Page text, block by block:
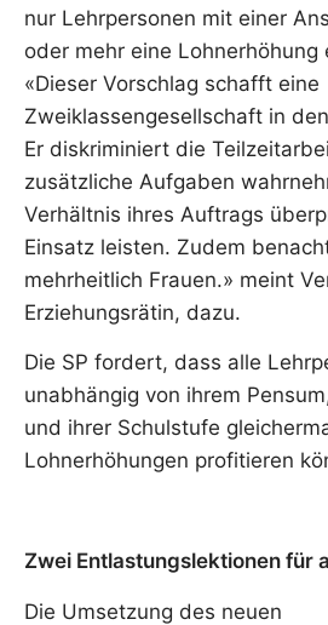
nur Lehrpersonen mit einer
oder mehr eine Lohnerhöhung
«Dieser Vorschlag schafft eine
Zweiklassengesellschaft in
Er diskriminiert die
zusätzliche Aufgaben
Verhältnis ihres Auftrags
Einsatz leisten. Zudem
mehrheitlich Frauen.» meint
Erziehungsrätin, dazu.
Die SP fordert, dass alle
unabhängig von ihrem
und ihrer Schulstufe
Lohnerhöhungen profitieren
Zwei Entlastungslektionen für
Die Umsetzung des neuen